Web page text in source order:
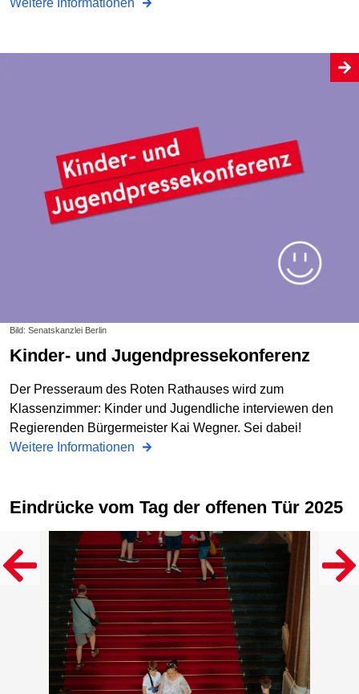
Bild: Senatskanzlei Berlin
Kinder- und Jugendpressekonferenz
Der Presseraum des Roten Rathauses wird zum
Klassenzimmer: Kinder und Jugendliche interviewen den
Regierenden Bürgermeister Kai Wegner. Sei dabei!
Weitere Informationen
Eindrücke vom Tag der offenen Tür 2025